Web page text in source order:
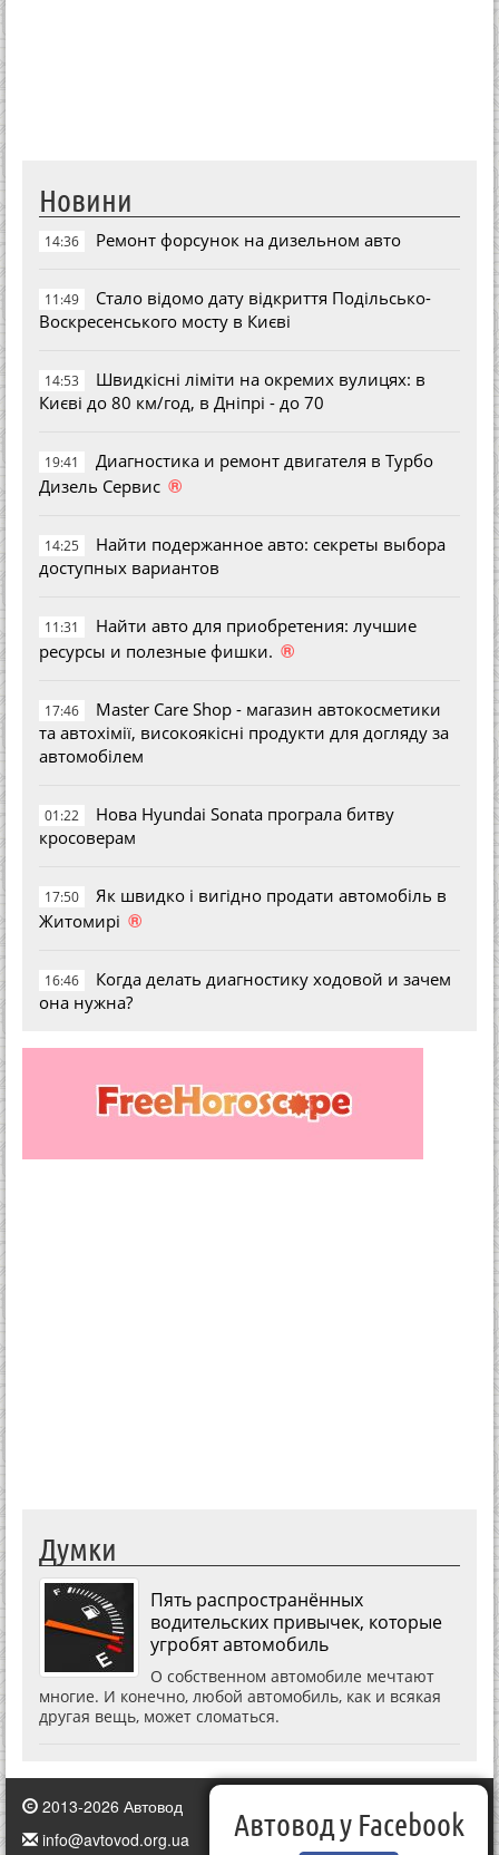
Новини
14:36 Ремонт форсунок на дизельном авто
11:49
Стало відомо дату відкриття Подільсько-
Воскресенського мосту в Києві
14:53
Швидкісні ліміти на окремих вулицях: в
Києві до 80 км/год, в Дніпрі - до 70
19:41
Диагностика и ремонт двигателя в Турбо
Дизель Сервис ®
14:25
Найти подержанное авто: секреты выбора
доступных вариантов
11:31
Найти авто для приобретения: лучшие
ресурсы и полезные фишки. ®
17:46
Master Care Shop - магазин автокосметики
та автохімії, високоякісні продукти для догляду за
автомобілем
01:22
Нова Hyundai Sonata програла битву
кросоверам
17:50
Як швидко і вигідно продати автомобіль в
Житомирі ®
16:46
Когда делать диагностику ходовой и зачем
она нужна?
Думки
Пять распространённых
водительских привычек, которые
угробят автомобиль
О собственном автомобиле мечтают
многие. И конечно, любой автомобиль, как и всякая
другая вещь, может сломаться.
2013-2026 Автовод
info@avtovod.org.ua
Автовод у Facebook